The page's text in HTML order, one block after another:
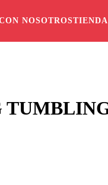
NOSOTROSTIENDA